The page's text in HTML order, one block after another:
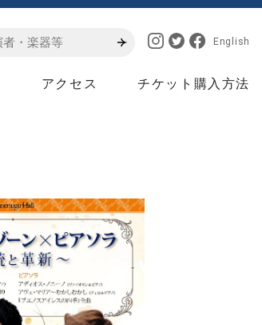
アクセス チケット購入方法
English